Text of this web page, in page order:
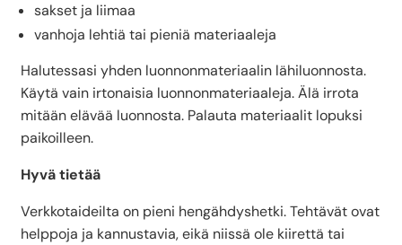
sakset ja liimaa
vanhoja lehtiä tai pieniä materiaaleja
Halutessasi yhden luonnonmateriaalin lähiluonnosta.
Käytä vain irtonaisia luonnonmateriaaleja. Älä irrota
mitään elävää luonnosta. Palauta materiaalit lopuksi
paikoilleen.
Hyvä tietää
Verkkotaideilta on pieni hengähdyshetki. Tehtävät ovat
helppoja ja kannustavia, eikä niissä ole kiirettä tai